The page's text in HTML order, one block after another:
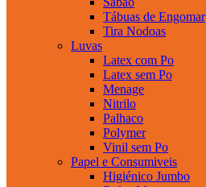
Tábuas de Engomar
Tira Nodoas
Luvas
Latex com Po
Latex sem Po
Menage
Nitrilo
Palhaco
Polymer
Vinil sem Po
Papel e Consumiveis
Higiénico Jumbo